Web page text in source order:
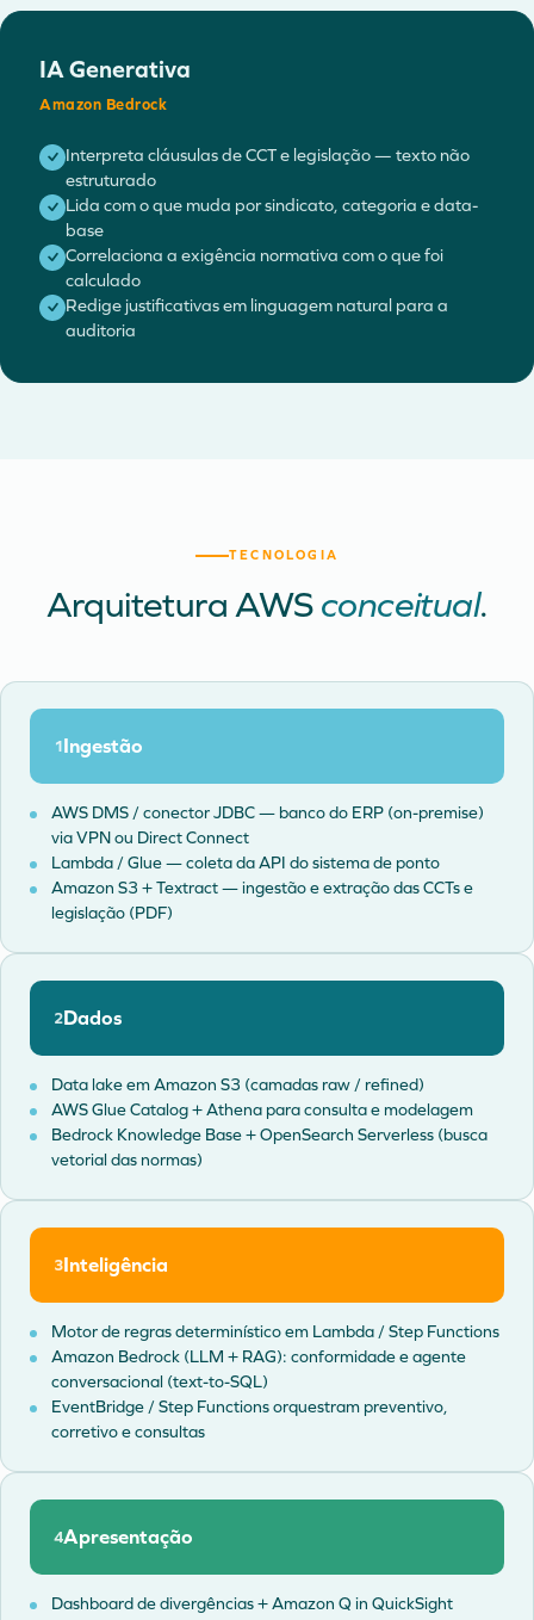
IA Generativa
Amazon Bedrock
Interpreta cláusulas de CCT e legislação — texto não
estruturado
Lida com o que muda por sindicato, categoria e data-
base
Correlaciona a exigência normativa com o que foi
calculado
Redige justificativas em linguagem natural para a
auditoria
TECNOLOGIA
Arquitetura AWSconceitual.
1Ingestão
AWS DMS / conector JDBC — banco do ERP (on-premise)
via VPN ou Direct Connect
Lambda / Glue — coleta da API do sistema de ponto
Amazon S3 + Textract — ingestão e extração das CCTs e
legislação (PDF)
2Dados
Data lake em Amazon S3 (camadas raw / refined)
AWS Glue Catalog + Athena para consulta e modelagem
Bedrock Knowledge Base + OpenSearch Serverless (busca
vetorial das normas)
3Inteligência
Motor de regras determinístico em Lambda / Step Functions
Amazon Bedrock (LLM + RAG): conformidade e agente
conversacional (text-to-SQL)
EventBridge / Step Functions orquestram preventivo,
corretivo e consultas
4Apresentação
Dashboard de divergências + Amazon Q in QuickSight